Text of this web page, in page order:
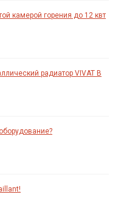
камерой горения до 12 квт
радиатор VIVAT B